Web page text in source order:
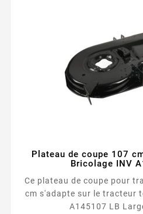
Plateau de coupe 107
Bricolage INV
Ce plateau de coupe pour
cm s'adapte sur le tracteur
A145107 LB